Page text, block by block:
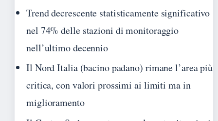
Trend decrescente statisticamente significativo
nel 74% delle stazioni di monitoraggio
nell’ultimo decennio
Il Nord Italia (bacino padano) rimane l’area più
critica, con valori prossimi ai limiti ma in
miglioramento